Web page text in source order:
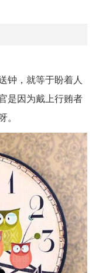
钟，就等于盼着人
是因为戴上行贿者